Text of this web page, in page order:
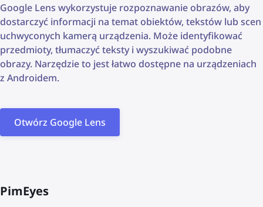
Google Lens wykorzystuje rozpoznawanie obrazów, aby
dostarczyć informacji na temat obiektów, tekstów lub scen
uchwyconych kamerą urządzenia. Może identyfikować
przedmioty, tłumaczyć teksty i wyszukiwać podobne
obrazy. Narzędzie to jest łatwo dostępne na urządzeniach
z Androidem.
Otwórz Google Lens
PimEyes